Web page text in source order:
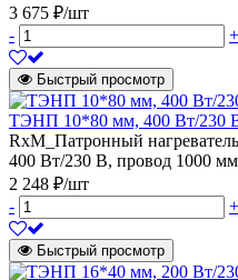
3 675 ₽/шт
-
+
Быстрый просмотр
ТЭНП 10*80 мм, 400 Вт/230
RxM_Патронный
400 Вт/230 В, провод 1000 мм
2 248 ₽/шт
-
+
Быстрый просмотр